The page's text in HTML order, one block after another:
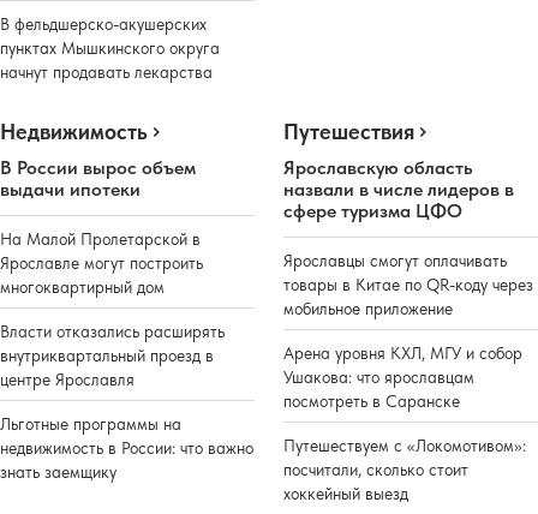
В фельдшерско-акушерских
пунктах Мышкинского округа
начнут продавать лекарства
Недвижимость
В России вырос объем
выдачи ипотеки
На Малой Пролетарской в
Ярославле могут построить
многоквартирный дом
Власти отказались расширять
внутриквартальный проезд в
центре Ярославля
Льготные программы на
недвижимость в России: что важно
знать заемщику
Путешествия
Ярославскую область
назвали в числе лидеров в
сфере туризма ЦФО
Ярославцы смогут оплачивать
товары в Китае по QR-коду через
мобильное приложение
Арена уровня КХЛ, МГУ и собор
Ушакова: что ярославцам
посмотреть в Саранске
Путешествуем с «Локомотивом»:
посчитали, сколько стоит
хоккейный выезд